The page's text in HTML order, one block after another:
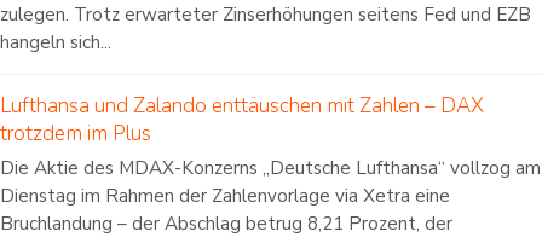
zulegen. Trotz erwarteter Zinserhöhungen seitens Fed und EZB
hangeln sich...
Lufthansa und Zalando enttäuschen mit Zahlen – DAX
trotzdem im Plus
Die Aktie des MDAX-Konzerns „Deutsche Lufthansa“ vollzog am
Dienstag im Rahmen der Zahlenvorlage via Xetra eine
Bruchlandung – der Abschlag betrug 8,21 Prozent, der